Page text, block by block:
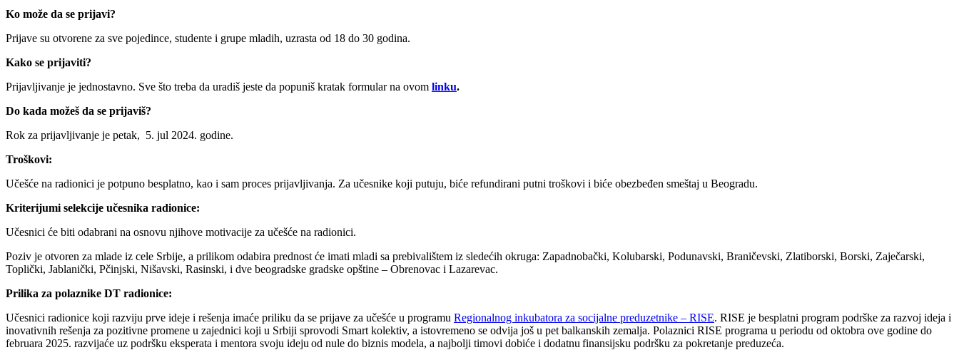
Ko može da se prijavi?
Prijave su otvorene za sve pojedince, studente i grupe mladih, uzrasta od 18 do 30 godina.
Kako se prijaviti?
Prijavljivanje je jednostavno. Sve što treba da uradiš jeste da popuniš kratak formular na ovom linku.
Do kada možeš da se prijaviš?
Rok za prijavljivanje je petak, 5. jul 2024. godine.
Troškovi:
Učešće na radionici je potpuno besplatno, kao i sam proces prijavljivanja. Za učesnike koji putuju, biće refundirani putni troškovi i biće obezbeđen smeštaj u Beogradu.
Kriterijumi selekcije učesnika radionice:
Učesnici će biti odabrani na osnovu njihove motivacije za učešće na radionici.
Poziv je otvoren za mlade iz cele Srbije, a prilikom odabira prednost će imati mladi sa prebivalištem iz sledećih okruga: Zapadnobački, Kolubarski, Podunavski, Braničevski, Zlatiborski, Borski, Zaječarski,
Toplički, Jablanički, Pčinjski, Nišavski, Rasinski, i dve beogradske gradske opštine – Obrenovac i Lazarevac.
Prilika za polaznike DT radionice:
Učesnici radionice koji razviju prve ideje i rešenja imaće priliku da se prijave za učešće u programu Regionalnog inkubatora za socijalne preduzetnike – RISE. RISE je besplatni program podrške za razvoj ideja i
inovativnih rešenja za pozitivne promene u zajednici koji u Srbiji sprovodi Smart kolektiv, a istovremeno se odvija još u pet balkanskih zemalja. Polaznici RISE programa u periodu od oktobra ove godine do
februara 2025. razvijaće uz podršku eksperata i mentora svoju ideju od nule do biznis modela, a najbolji timovi dobiće i dodatnu finansijsku podršku za pokretanje preduzeća.